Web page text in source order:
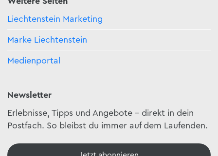
Liechtenstein Marketing
Marke Liechtenstein
Medienportal
Newsletter
Erlebnisse, Tipps und Angebote – direkt in dein
Postfach. So bleibst du immer auf dem Laufenden.